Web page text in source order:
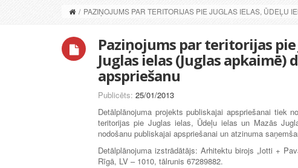
/ PAZIŅOJUMS PAR TERITORIJAS PIE JUGLAS IELAS, ŪDEĻU
Paziņojums par teritorijas pie
Juglas ielas (Juglas
apspriešanu
Publicēts: 25/01/2013
Detālplānojuma projekts publiskajai apspriešanai tiek
teritorijas pie Juglas ielas, Ūdeļu ielas un Mazās
nodošanu publiskajai apspriešanai un atzinuma
Detālplānojuma izstrādātājs: Arhitektu birojs „Iotti +
Rīgā, LV – 1010, tālrunis 67289882.